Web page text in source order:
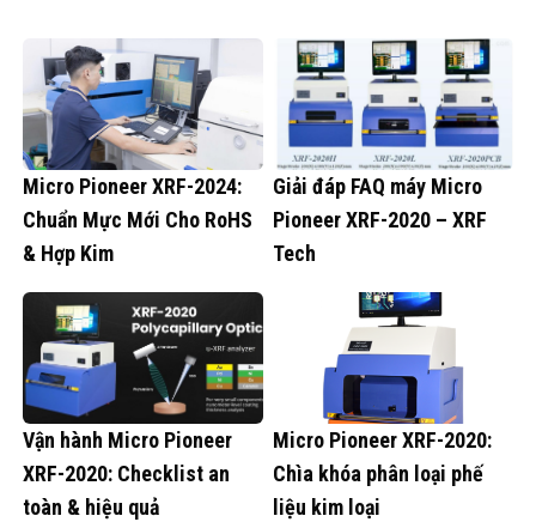
Micro Pioneer XRF-2024:
Chuẩn Mực Mới Cho RoHS
& Hợp Kim
Giải đáp FAQ máy Micro
Pioneer XRF-2020 – XRF
Tech
Vận hành Micro Pioneer
XRF-2020: Checklist an
toàn & hiệu quả
Micro Pioneer XRF-2020:
Chìa khóa phân loại phế
liệu kim loại